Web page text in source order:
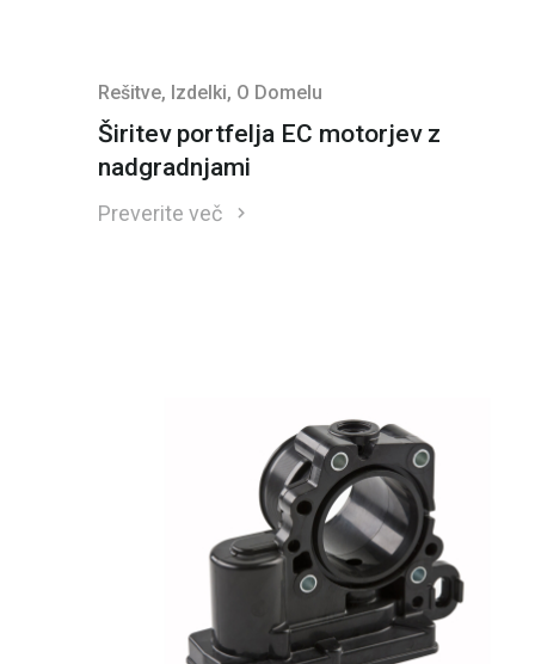
Rešitve, Izdelki, O Domelu
Širitev portfelja EC motorjev z
nadgradnjami
Preverite več